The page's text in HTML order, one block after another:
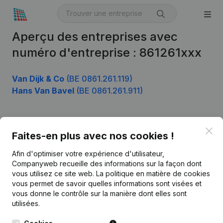
Aperçu des entreprises avec
numéro d'entreprise : 861261xxx
Van Dijk & Co (BE 0861.261.119)
Hans Van Bavel (BE 0861.261.911)
Faites-en plus avec nos cookies !
Afin d'optimiser votre expérience d'utilisateur,
Companyweb recueille des informations sur la façon dont
vous utilisez ce site web. La politique en matière de cookies
vous permet de savoir quelles informations sont visées et
vous donne le contrôle sur la manière dont elles sont
utilisées.
Français
Kantorenpark Everest
248D,
Monitoring
Recherche internationale